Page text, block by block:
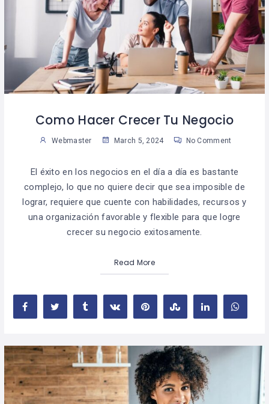
Como Hacer Crecer Tu Negocio
Webmaster March 5, 2024 No Comment
El éxito en los negocios en el día a día es bastante
complejo, lo que no quiere decir que sea imposible de
lograr, requiere que cuente con habilidades, recursos y
una organización favorable y flexible para que logre
crecer su negocio exitosamente.
Read More